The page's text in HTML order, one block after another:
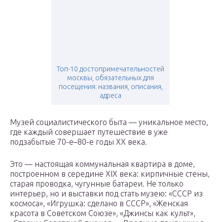
Топ-10 достопримечательностей
москвы, обязательных для
посещения: названия, описания,
адреса
Музей социалистического быта — уникальное место,
где каждый совершает путешествие в уже
подзабытые 70-е–80-е годы ХХ века.
Это — настоящая коммунальная квартира в доме,
построенном в середине XIX века: кирпичные стены,
старая проводка, чугунные батареи. Не только
интерьер, но и выставки под стать музею: «СССР из
космоса», «Игрушка: сделано в СССР», «Женская
красота в Советском Союзе», «Джинсы как культ»,